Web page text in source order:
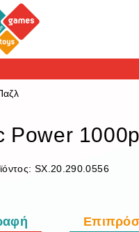
Power
SX.20.290.0556